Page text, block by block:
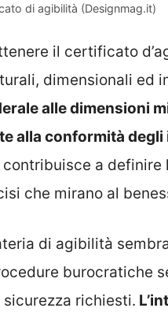
di agibilità (Designmag.it)
il certificato
dimensionali ed
alle dimensioni
alla conformità
a definire
che mirano al
di agibilità
burocratiche
richiesti.